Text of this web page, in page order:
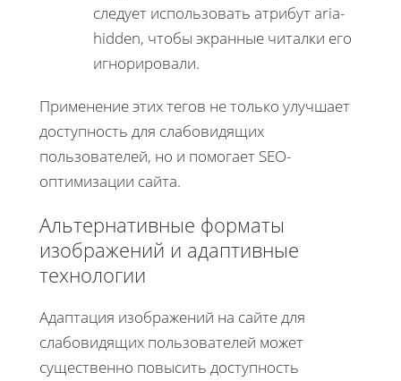
следует использовать атрибут aria-
hidden, чтобы экранные читалки его
игнорировали.
Применение этих тегов не только улучшает
доступность для слабовидящих
пользователей, но и помогает SEO-
оптимизации сайта.
Альтернативные форматы
изображений и адаптивные
технологии
Адаптация изображений на сайте для
слабовидящих пользователей может
существенно повысить доступность